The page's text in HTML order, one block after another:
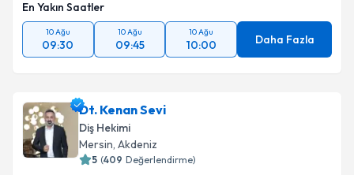
En Yakın Saatler
10 Ağu
09:30
10 Ağu
09:45
10 Ağu
10:00 Daha Fazla
Dt. Kenan Sevi
Diş Hekimi
Mersin, Akdeniz
5 (409 Değerlendirme)